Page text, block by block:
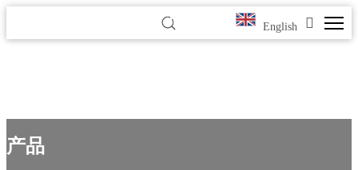
English
产品